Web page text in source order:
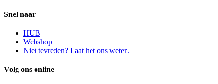
Snel naar
HUB
Webshop
Niet tevreden? Laat het ons weten.
Volg ons online